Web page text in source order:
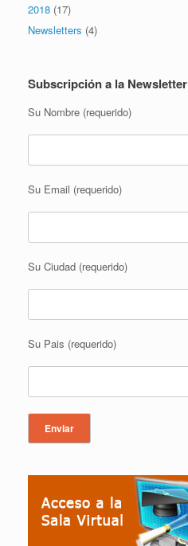
2018 (17)
Newsletters (4)
Subscripción a la Newsletter
Su Nombre (requerido)
Su Email (requerido)
Su Ciudad (requerido)
Su Pais (requerido)